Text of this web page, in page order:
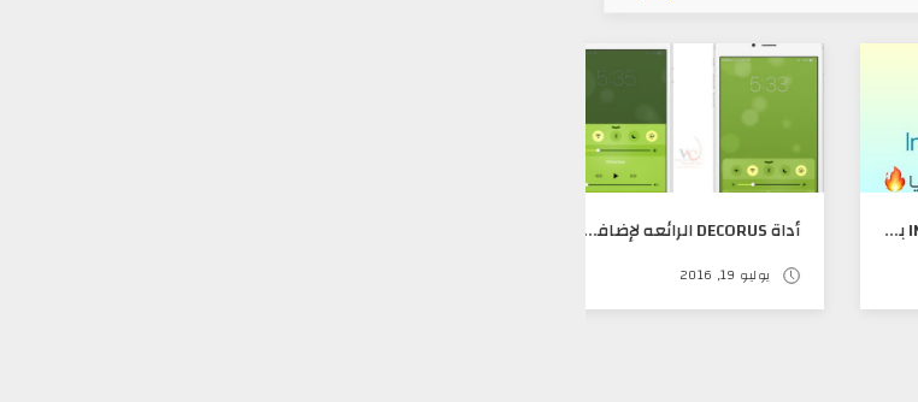
أداة DECORUS الرائعه لإضافة مركز تحكم IOS 10
يوليو 19, 2016